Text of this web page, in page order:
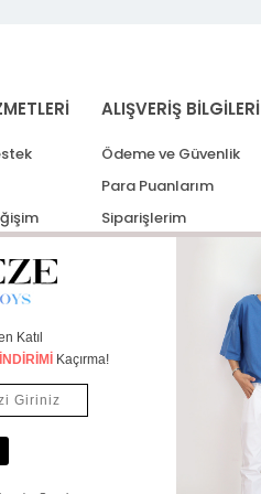
ALIŞVERİŞ BİLGİLERİ
Ödeme ve Güvenlik
Para Puanlarım
Siparişlerim